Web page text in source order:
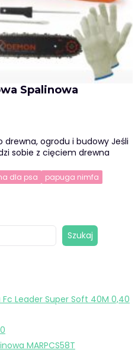
Spalinowa
ogrodu i budowy Jeśli
sobie z cięciem drewna
dla psa
papuga nimfa
Szukaj
Leader Super Soft 40M 0,40
MARPCS58T